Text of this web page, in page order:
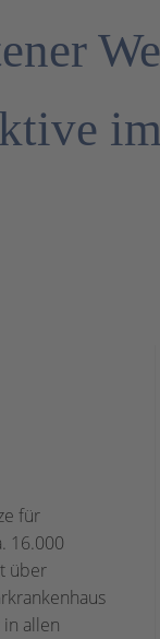
für
16.000
über
allen